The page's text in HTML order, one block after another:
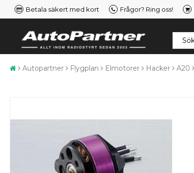
Betala säkert med kort Frågor? Ring oss!
Autopartner Flygplan Elmotorer Hacker A20